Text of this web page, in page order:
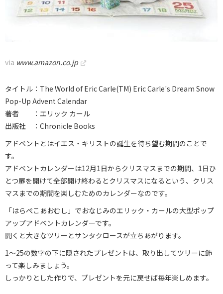
via www.amazon.co.jp
タイトル：The World of Eric Carle(TM) Eric Carle's Dream Snow
Pop-Up Advent Calendar
著者 ：エリック カール
出版社 ：Chronicle Books
アドベントとはイエス・キリストの誕生を待ち望む期間のことで
す。
アドベントカレンダーは12月1日からクリスマスまでの期間、1日ひ
とつ扉を開けて全部開け終わるとクリスマスになるという、クリス
マスまでの期間を楽しむためのカレンダーなのです。
「はらぺこあおむし」でおなじみのエリック・カールの大型ポップ
アップアドベントカレンダーです。
開くと大きなツリーとサンタクロースが立ちあがります。
1〜25の数字の下に隠されたプレゼントは、取り出してツリーに飾
って楽しみましょう。
しっかりとした作りで、プレゼントを元に戻せば毎年楽しめます。